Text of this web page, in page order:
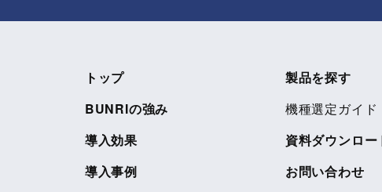
トップ
BUNRIの強み
導入効果
導入事例
製品を探す
機種選定ガイド
資料ダウンロー
お問い合わせ